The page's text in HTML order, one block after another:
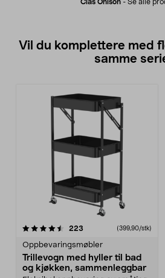
Clas Ohlson- Se alle
Vil du komplettere med
samme
223 anmeldelser(399,90/stk)
Oppbevaringsmøbler
Trillevogn med hyller til bad
og kjøkken, sammenleggbar
4.5av 5 stjerner